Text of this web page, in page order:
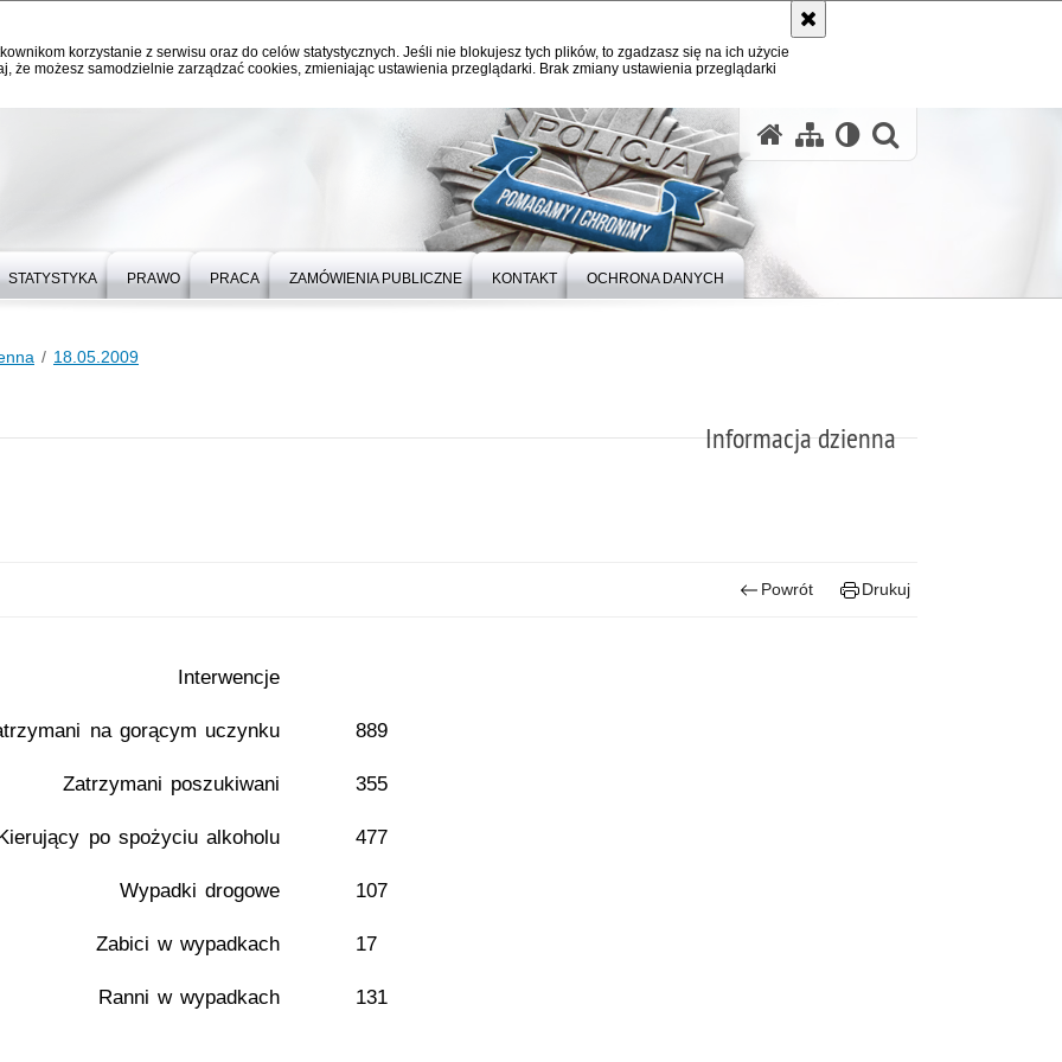
korzystanie z serwisu oraz do celów statystycznych. Jeśli nie blokujesz tych plików, to zgadzasz się na ich użycie
że możesz samodzielnie zarządzać cookies, zmieniając ustawienia przeglądarki. Brak zmiany ustawienia przeglądarki
STATYSTYKA PRAWO PRACA ZAMÓWIENIA PUBLICZNE KONTAKT OCHRONA DANYCH
18.05.2009
Informacja dzienna
Powrót Drukuj
Interwencje
na gorącym uczynku 889
Zatrzymani poszukiwani 355
po spożyciu alkoholu 477
Wypadki drogowe 107
Zabici w wypadkach 17
Ranni w wypadkach 131